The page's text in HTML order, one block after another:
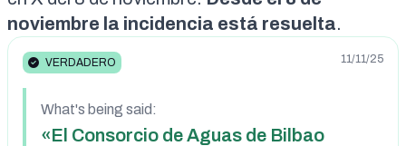
noviembre la incidencia está resuelta.
VERDADERO 11/11/25
What's being said:
«El Consorcio de Aguas de Bilbao